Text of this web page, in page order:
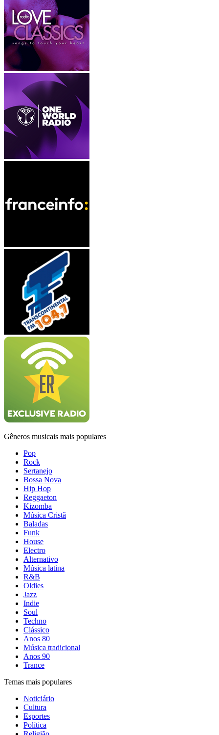
Gêneros musicais mais populares
Pop
Rock
Sertanejo
Bossa Nova
Hip Hop
Reggaeton
Kizomba
Música Cristã
Baladas
Funk
House
Electro
Alternativo
Música latina
R&B
Oldies
Jazz
Indie
Soul
Techno
Clássico
Anos 80
Música tradicional
Anos 90
Trance
Temas mais populares
Noticiário
Cultura
Esportes
Política